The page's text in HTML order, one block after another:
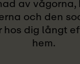
och den
hos dig långt
hem.